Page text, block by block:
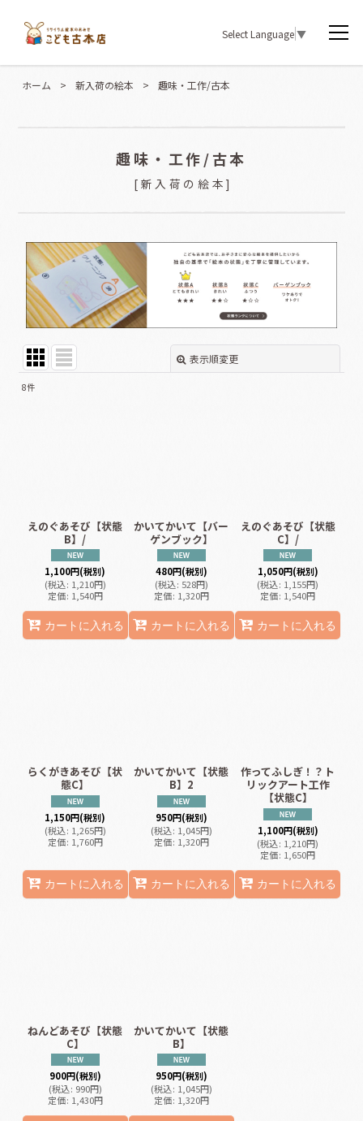
Select Language▼
ホーム > 新入荷の絵本 > 趣味・工作/古本
趣味・工作/古本
[ 新入荷の絵本]
表示順変更
絞り込む
8件
えのぐあそび【状態
B】/
1,100円(税別)
(税込: 1,210円)
定価: 1,540円
カートに入れる
かいてかいて【バー
ゲンブック】
480円(税別)
(税込: 528円)
定価: 1,320円
カートに入れる
えのぐあそび【状態
C】/
1,050円(税別)
(税込: 1,155円)
定価: 1,540円
カートに入れる
らくがきあそび【状
態C】
1,150円(税別)
(税込: 1,265円)
定価: 1,760円
カートに入れる
かいてかいて【状態
B】2
950円(税別)
(税込: 1,045円)
定価: 1,320円
カートに入れる
作ってふしぎ！？ト
リックアート工作
【状態C】
1,100円(税別)
(税込: 1,210円)
定価: 1,650円
カートに入れる
ねんどあそび【状態
C】
900円(税別)
(税込: 990円)
定価: 1,430円
かいてかいて【状態
B】
950円(税別)
(税込: 1,045円)
定価: 1,320円